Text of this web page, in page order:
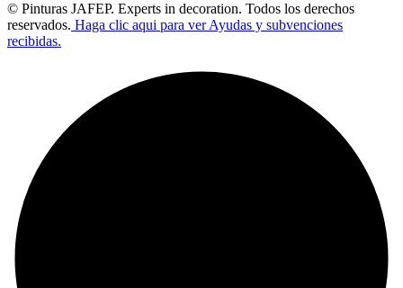
© Pinturas JAFEP. Experts in decoration. Todos los derechos
reservados. Haga clic aqui para ver Ayudas y subvenciones
recibidas.